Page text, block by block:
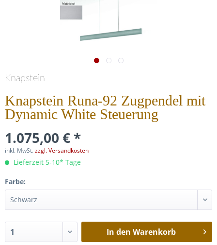
Knapstein
Knapstein Runa-92 Zugpendel mit
Dynamic White Steuerung
1.075,00 € *
inkl. MwSt.zzgl. Versandkosten
Lieferzeit 5-10* Tage
Farbe:
In den Warenkorb